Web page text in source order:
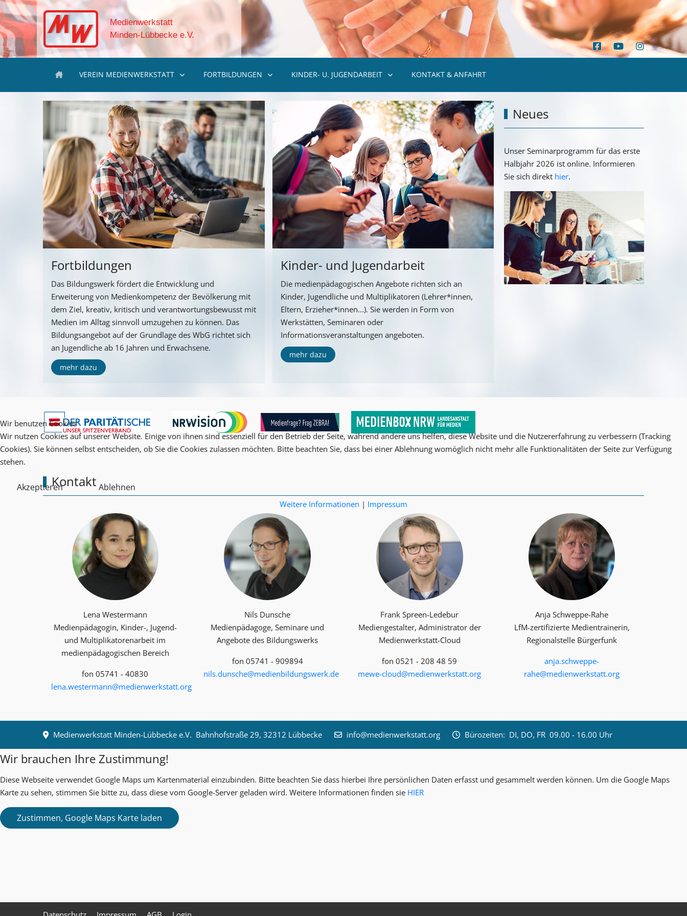
Medienwerkstatt
Minden-Lübbecke e.V.
VEREIN MEDIENWERKSTATT FORTBILDUNGEN KINDER- U. JUGENDARBEIT KONTAKT & ANFAHRT
Fortbildungen
Das Bildungswerk fördert die Entwicklung und
Erweiterung von Medienkompetenz der Bevölkerung mit
dem Ziel, kreativ, kritisch und verantwortungsbewusst mit
Medien im Alltag sinnvoll umzugehen zu können. Das
Bildungsangebot auf der Grundlage des WbG richtet sich
an Jugendliche ab 16 Jahren und Erwachsene.
mehr dazu
Kinder- und Jugendarbeit
Die medienpädagogischen Angebote richten sich an
Kinder, Jugendliche und Multiplikatoren (Lehrer*innen,
Eltern, Erzieher*innen...). Sie werden in Form von
Werkstätten, Seminaren oder
Informationsveranstaltungen angeboten.
mehr dazu
Neues
Unser Seminarprogramm für das erste
Halbjahr 2026 ist online. Informieren
Sie sich direkt hier.
Kontakt
Lena Westermann
Medienpädagogin, Kinder-, Jugend-
und Multiplika­toren­arbeit im
medienpädagogischen Bereich
fon 05741 - 40830
lena.westermann@medienwerkstatt.org
Nils Dunsche
Medienpädagoge, Seminare und
Angebote des Bildungswerks
fon 05741 - 909894
nils.dunsche@medienbildungswerk.de
Frank Spreen-Ledebur
Mediengestalter, Administrator der
Medienwerkstatt-Cloud
fon 0521 - 208 48 59
mewe-cloud@medienwerkstatt.org
Anja Schweppe-Rahe
LfM-zertifizierte Medientrainerin,
Regionalstelle Bürgerfunk
anja.schweppe-
rahe@medienwerkstatt.org
Medienwerkstatt Minden-Lübbecke e.V. Bahnhofstraße 29, 32312 Lübbecke info@medienwerkstatt.org Bürozeiten: DI, DO, FR 09.00 - 16.00 Uhr
Wir brauchen Ihre Zustimmung!
Diese Webseite verwendet Google Maps um Kartenmaterial einzubinden. Bitte beachten Sie dass hierbei Ihre persönlichen Daten erfasst und gesammelt werden können. Um die Google Maps
Karte zu sehen, stimmen Sie bitte zu, dass diese vom Google-Server geladen wird. Weitere Informationen finden sie HIER
Wir benutzen Cookies
Wir nutzen Cookies auf unserer Website. Einige von ihnen sind essenziell für den Betrieb der Seite, während andere uns helfen, diese Website und die Nutzererfahrung zu verbessern (Tracking
Cookies). Sie können selbst entscheiden, ob Sie die Cookies zulassen möchten. Bitte beachten Sie, dass bei einer Ablehnung womöglich nicht mehr alle Funktionalitäten der Seite zur Verfügung
stehen.
Akzeptieren Ablehnen
Weitere Informationen | Impressum